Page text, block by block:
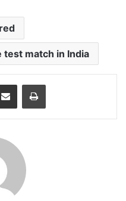
test match in India
Share via Email Print